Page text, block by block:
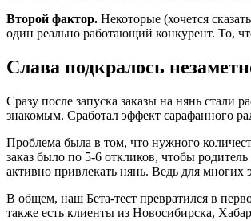
Второй фактор. Некоторые (хочется
один реально работающий конкурент. То,
Слава подкралось
Сразу после запуска заказы на нянь
знакомым. Сработал эффект сарафанного
Проблема была в том, что нужного
заказ было по 5-6 откликов, чтобы
активно привлекать нянь. Ведь для многих
В общем, наш Бета-тест превратился в
также есть клиенты из Новосибирска,